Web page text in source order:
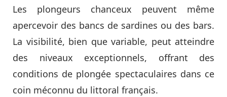
Les plongeurs chanceux peuvent même
apercevoir des bancs de sardines ou des bars.
La visibilité, bien que variable, peut atteindre
des niveaux exceptionnels, offrant des
conditions de plongée spectaculaires dans ce
coin méconnu du littoral français.